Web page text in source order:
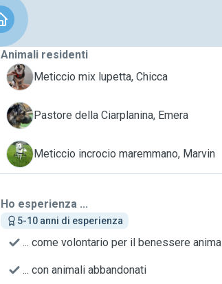
Animali residenti
C
Meticcio mix lupetta, Chicca
E Pastore della Ciarplanina, Emera
M Meticcio incrocio maremmano, Marvin
Ho esperienza ...
5-10 anni di esperienza
... come volontario per il benessere
... con animali abbandonati